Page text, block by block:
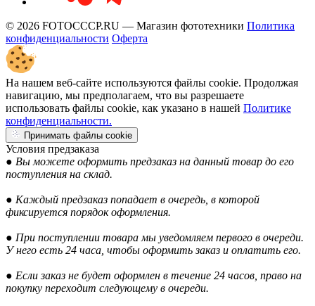
© 2026 FOTOCCCP.RU — Магазин фототехники Политика
конфиденциальности Оферта
На нашем веб-сайте используются файлы cookie. Продолжая
навигацию, мы предполагаем, что вы разрешаете
использовать файлы cookie, как указано в нашей Политике
конфиденциальности.
Принимать файлы cookie
Условия предзаказа
● Вы можете оформить предзаказ на данный товар до его
поступления на склад.
● Каждый предзаказ попадает в очередь, в которой
фиксируется порядок оформления.
● При поступлении товара мы уведомляем первого в очереди.
У него есть 24 часа, чтобы оформить заказ и оплатить его.
● Если заказ не будет оформлен в течение 24 часов, право на
покупку переходит следующему в очереди.